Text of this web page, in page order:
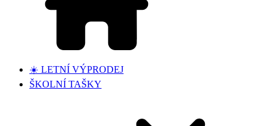
☀️ LETNÍ VÝPRODEJ
ŠKOLNÍ TAŠKY